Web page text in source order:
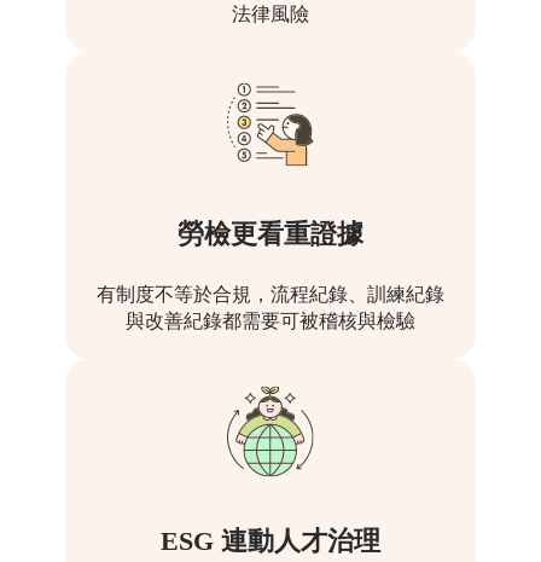
法律風險
勞檢更看重證據
有制度不等於合規，流程紀錄、訓練紀錄
與改善紀錄都需要可被稽核與檢驗
ESG 連動人才治理